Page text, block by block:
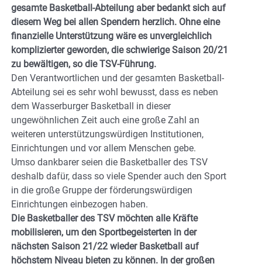
gesamte Basketball-Abteilung aber bedankt sich auf
diesem Weg bei allen Spendern herzlich. Ohne eine
finanzielle Unterstützung wäre es unvergleichlich
komplizierter geworden, die schwierige Saison 20/21
zu bewältigen, so die TSV-Führung.
Den Verantwortlichen und der gesamten Basketball-
Abteilung sei es sehr wohl bewusst, dass es neben
dem Wasserburger Basketball in dieser
ungewöhnlichen Zeit auch eine große Zahl an
weiteren unterstützungswürdigen Institutionen,
Einrichtungen und vor allem Menschen gebe.
Umso dankbarer seien die Basketballer des TSV
deshalb dafür, dass so viele Spender auch den Sport
in die große Gruppe der förderungswürdigen
Einrichtungen einbezogen haben.
Die Basketballer des TSV möchten alle Kräfte
mobilisieren, um den Sportbegeisterten in der
nächsten Saison 21/22 wieder Basketball auf
höchstem Niveau bieten zu können. In der großen